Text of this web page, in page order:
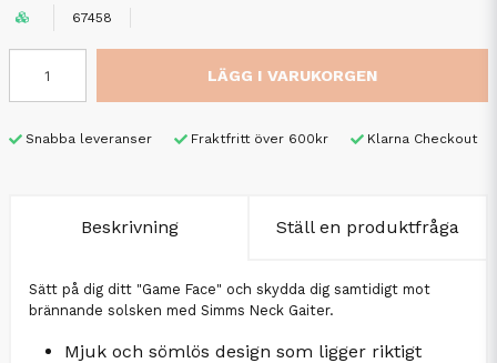
67458
LÄGG I VARUKORGEN
Snabba leveranser Fraktfritt över 600kr Klarna Checkout
Beskrivning Ställ en produktfråga
Sätt på dig ditt "Game Face" och skydda dig samtidigt mot
brännande solsken med Simms Neck Gaiter.
Mjuk och sömlös design som ligger riktigt